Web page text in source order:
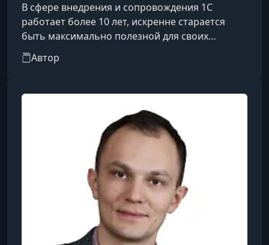
В сфере внедрения и сопровождения 1С
работает более 10 лет, искренне старается
быть максимально полезной для своих
клиентов. Устанавливала, дорабатывала и
настраивала программы 1С,
людей, а сейчас на основании полученного
опыта создает курсы, которые помогли уже
тысячам бухгалтеров и пользователей 1С.
Автор